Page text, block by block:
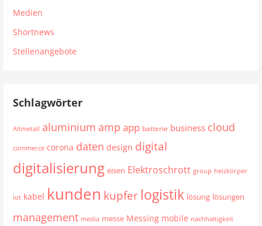
Medien
Shortnews
Stellenangebote
Schlagwörter
Altmetall aluminium amp app batterie business cloud
commerce corona daten design digital
digitalisierung eisen Elektroschrott group heizkörper
iot kabel kunden kupfer logistik lösung lösungen
management media messe Messing mobile nachhaltigkeit